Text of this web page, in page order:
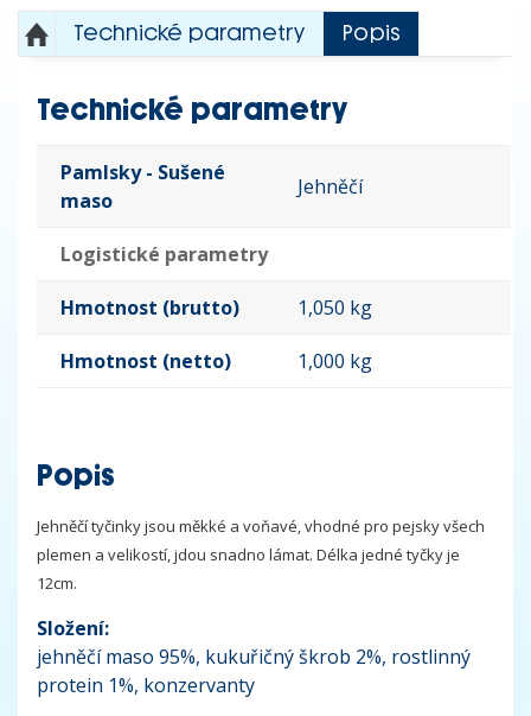
Technické parametry Popis
Technické parametry
Pamlsky - Sušené
maso
Jehněčí
Logistické parametry
Hmotnost (brutto) 1,050 kg
Hmotnost (netto) 1,000 kg
Popis
Jehněčí tyčinky jsou měkké a voňavé, vhodné pro pejsky všech
plemen a velikostí, jdou snadno lámat. Délka jedné tyčky je
12cm.
Složení:
jehněčí maso 95%, kukuřičný škrob 2%, rostlinný
protein 1%, konzervanty